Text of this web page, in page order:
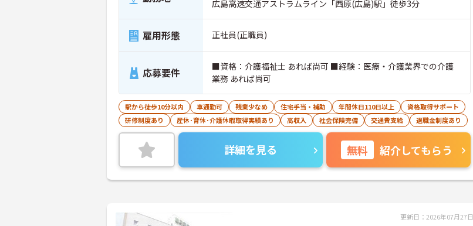
広島高速交通アストラムライン「西原(広島)駅」徒歩3分
雇用形態 正社員(正職員)
応募要件
■資格：介護福祉士 あれば尚可 ■経験：医療・介護業界での介護
業務 あれば尚可
駅から徒歩10分以内 車通勤可 残業少なめ 住宅手当・補助 年間休日110日以上
資格取得サポート
研修制度あり
産休･育休･介護休暇取得実績あり 高収入 社会保険完備 交通費支給 退職金制度あり
詳細を見る 無料 紹介してもらう
更新日：2026年07月27日